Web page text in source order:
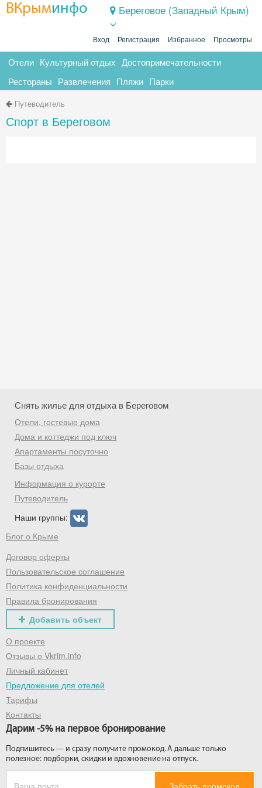
ВКрыминфо Береговое (Западный Крым)
Вход Регистрация Избранное Просмотры
Отели Культурный отдых Достопримечательности
Рестораны Развлечения Пляжи Парки
Путеводитель
Спорт в Береговом
Снять жилье для отдыха в Береговом
Отели, гостевые дома
Дома и коттеджи под ключ
Апартаменты посуточно
Базы отдыха
Информация о курорте
Путеводитель
Наши группы:
Блог о Крыме
Договор оферты
Пользовательское соглашение
Политика конфиденциальности
Правила бронирования
Добавить объект
О проекте
Отзывы о Vkrim.info
Личный кабинет
Предложение для отелей
Тарифы
Контакты
Дарим -5% на первое бронирование
Подпишитесь — и сразу получите промокод. А дальше только
полезное: подборки, скидки и вдохновение на отпуск.
Забрать промокод
Хочешь дешевле? Оставь почту и получи
промокод на первое бронирование!